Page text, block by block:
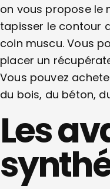
on vous propose le
tapisser le contour
coin muscu. Vous
placer un
Vous pouvez
du bois, du béton,
Les